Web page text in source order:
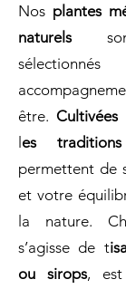
Nos plantes
naturelssont
être.
les
permettent de
et votre
la nature.
s’agisse de t
ou sirops, est